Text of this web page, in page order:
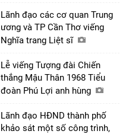
Lãnh đạo các cơ quan Trung
ương và TP Cần Thơ viếng
Nghĩa trang Liệt sĩ
Lễ viếng Tượng đài Chiến
thắng Mậu Thân 1968 Tiểu
đoàn Phú Lợi anh hùng
Lãnh đạo HĐND thành phố
khảo sát một số công trình,